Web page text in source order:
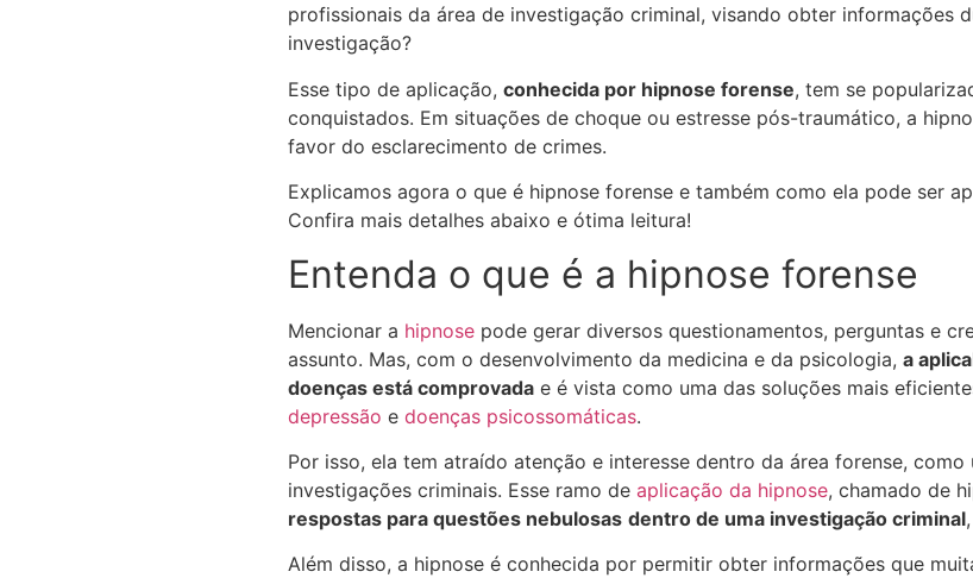
profissionais da área de investigação criminal, visando obter informações
investigação?
Esse tipo de aplicação, conhecida por hipnose forense, tem se
conquistados. Em situações de choque ou estresse pós-traumático, a
favor do esclarecimento de crimes.
Explicamos agora o que é hipnose forense e também como ela pode ser
Confira mais detalhes abaixo e ótima leitura!
Entenda o que é a hipnose forense
Mencionar a hipnose pode gerar diversos questionamentos, perguntas e
assunto. Mas, com o desenvolvimento da medicina e da psicologia, a
doenças está comprovada e é vista como uma das soluções mais
depressão e doenças psicossomáticas.
Por isso, ela tem atraído atenção e interesse dentro da área forense,
investigações criminais. Esse ramo de aplicação da hipnose, chamado de
respostas para questões nebulosas dentro de uma investigação criminal
Além disso, a hipnose é conhecida por permitir obter informações que